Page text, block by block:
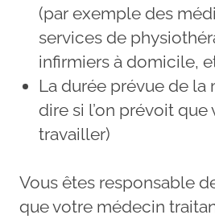
(par exemple des
services de
infirmiers à domicile,
La durée prévue de la
dire si l’on prévoit
travailler)
Vous êtes responsable
que votre médecin